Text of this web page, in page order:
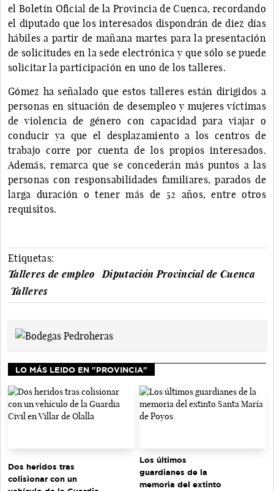
el Boletín Oficial de la Provincia de Cuenca, recordando
el diputado que los interesados dispondrán de diez días
hábiles a partir de mañana martes para la presentación
de solicitudes en la sede electrónica y que sólo se puede
solicitar la participación en uno de los talleres.
Gómez ha señalado que estos talleres están dirigidos a
personas en situación de desempleo y mujeres víctimas
de violencia de género con capacidad para viajar o
conducir ya que el desplazamiento a los centros de
trabajo corre por cuenta de los propios interesados.
Además, remarca que se concederán más puntos a las
personas con responsabilidades familiares, parados de
larga duración o tener más de 52 años, entre otros
requisitos.
Etiquetas:
Talleres de empleo
Diputación Provincial de Cuenca
Talleres
LO MÁS LEIDO EN "PROVINCIA"
Dos heridos tras
colisionar con un
Los últimos
guardianes de la
memoria del extinto